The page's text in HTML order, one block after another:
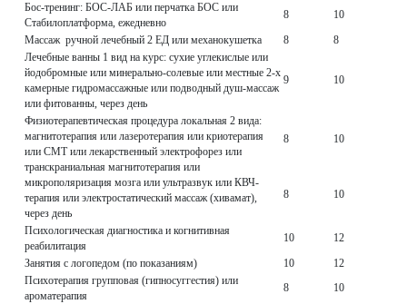
Бос-тренинг: БОС-ЛАБ или перчатка БОС или
Стабилоплатформа, ежедневно
8
10
Массаж ручной лечебный 2 ЕД или механокушетка
8
8
Лечебные ванны 1 вид на курс: сухие углекислые или
йодобромные или минерально-солевые или местные 2-х
камерные гидромассажные или подводный душ-массаж
или фитованны, через день
9 10
Физиотерапевтическая процедура локальная 2 вида:
магнитотерапия или лазеротерапия или криотерапия
или СМТ или лекарственный электрофорез или
транскраниальная магнитотерапия или
микрополяризация мозга или ультразвук или КВЧ-
терапия или электростатический массаж (хивамат),
через день
8 10
8 10
Психологическая диагностика и когнитивная
реабилитация
10
12
Занятия с логопедом (по показаниям)
10
12
Психотерапия групповая (гипносуггестия) или
ароматерапия
8
10